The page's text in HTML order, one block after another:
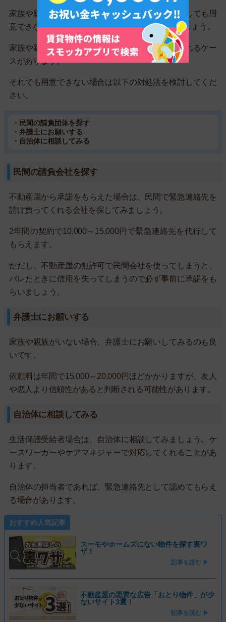
家族や親族に緊急連絡先をお願いできる人がどうしても用
意できない場合、まずは不動産屋に相談してみましょう。
家族や親族以外を緊急連絡先でも良いと言ってくれるケー
スがあります。
それでも用意できない場合は以下の対処法を検討してくだ
さい。
・民間の請負団体を探す
・弁護士にお願いする
・自治体に相談してみる
民間の請負会社を探す
不動産屋から承諾をもらえた場合は、民間で緊急連絡先を
請け負ってくれる会社を探してみましょう。
2年間の契約で10,000～15,000円で緊急連絡先を代行して
もらえます。
ただし、不動産屋の無許可で民間会社を使ってしまうと、
バレたときに信用を失ってしまうので必ず事前に承諾をも
らいましょう。
弁護士にお願いする
家族や親族がいない場合、弁護士にお願いしてみるのも良
いです。
依頼料は年間で15,000～20,000円ほどかかりますが、友人
や恋人より信頼性があると判断される可能性があります。
自治体に相談してみる
生活保護受給者場合は、自治体に相談してみましょう。ケ
ースワーカーやケアマネジャーで対応してくれることがあ
ります。
自治体の担当者であれば、緊急連絡先として認めてもらえ
る場合があります。
おすすめ人気記事
スーモやホームズにない物件を探す裏ワ
ザ！
記事を読む ▶
不動産屋の悪質な広告「おとり物件」が少
ないサイト3選！
記事を読む ▶